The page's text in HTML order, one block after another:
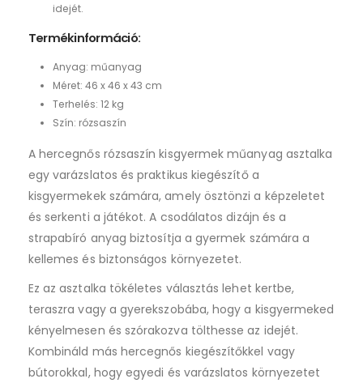
idejét.
Termékinformáció:
Anyag: műanyag
Méret: 46 x 46 x 43 cm
Terhelés: 12 kg
Szín: rózsaszín
A hercegnős rózsaszín kisgyermek műanyag asztalka
egy varázslatos és praktikus kiegészítő a
kisgyermekek számára, amely ösztönzi a képzeletet
és serkenti a játékot. A csodálatos dizájn és a
strapabíró anyag biztosítja a gyermek számára a
kellemes és biztonságos környezetet.
Ez az asztalka tökéletes választás lehet kertbe,
teraszra vagy a gyerekszobába, hogy a kisgyermeked
kényelmesen és szórakozva tölthesse az idejét.
Kombináld más hercegnős kiegészítőkkel vagy
bútorokkal, hogy egyedi és varázslatos környezetet